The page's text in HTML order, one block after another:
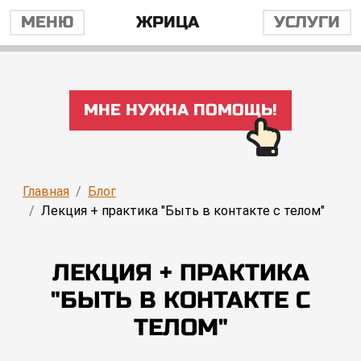
МЕНЮ ЖРИЦА УСЛУГИ
МНЕ НУЖНА ПОМОЩЬ!
Главная
Блог
Лекция + практика "Быть в контакте с телом"
ЛЕКЦИЯ + ПРАКТИКА
"БЫТЬ В КОНТАКТЕ С
ТЕЛОМ"